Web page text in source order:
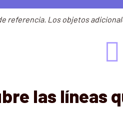
referencia. Los objetos
las líneas